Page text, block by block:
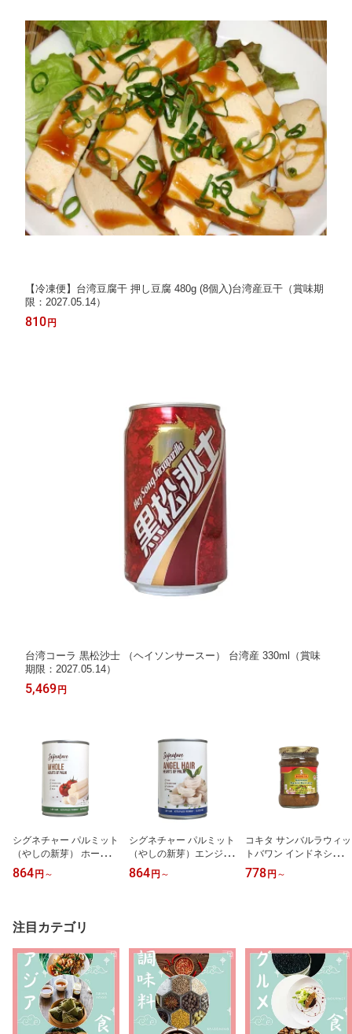
【冷凍便】台湾豆腐干 押し豆腐 480g (8個入)台湾産豆干（賞味期
限：2027.05.14）
810 円
台湾コーラ 黒松沙士 （ヘイソンサースー） 台湾産 330ml（賞味
期限：2027.05.14）
5,469 円
シグネチャー パルミット
（やしの新芽） ホール 4
00g 缶詰 エクアドル産
（賞味期限：2029.06.2
864 円 ～
シグネチャー パルミット
（やしの新芽）エンジェ
ルヘアー カット麺状 400
g 缶詰 エクアドル産（賞
864 円 ～
コキタ サンバルラウィッ
トバワン インドネシア産
200g（賞味期限：2027.
12.19）
778 円 ～
注目カテゴリ